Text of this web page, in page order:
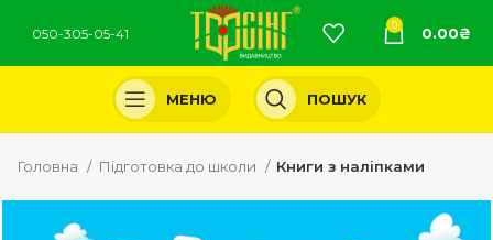
050-305-05-41
0 0.00₴
МЕНЮ ПОШУК
Головна Підготовка до школи Книги з наліпками